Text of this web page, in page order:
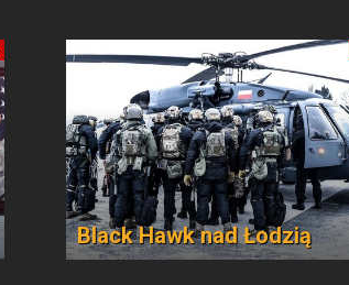
Black Hawk nad Łodzią